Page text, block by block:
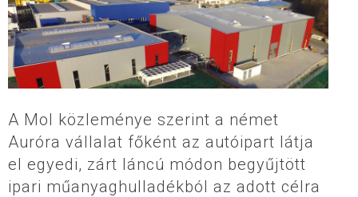
A Mol közleménye szerint a német
Auróra vállalat főként az autóipart látja
el egyedi, zárt láncú módon begyűjtött
ipari műanyaghulladékból az adott célra